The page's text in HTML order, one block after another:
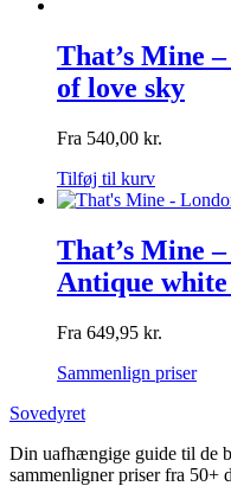
That’s Mine
of love sky
Fra 540,00 kr.
Tilføj til kurv
That’s Mine
Antique
Fra 649,95 kr.
Sammenlign priser
Sovedyret
Din uafhængige guide til de
sammenligner priser fra 50+